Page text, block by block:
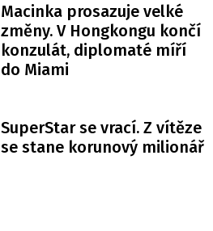
Macinka prosazuje velké
změny. V Hongkongu končí
konzulát, diplomaté míří
do Miami
SuperStar se vrací. Z vítěze
se stane korunový milionář